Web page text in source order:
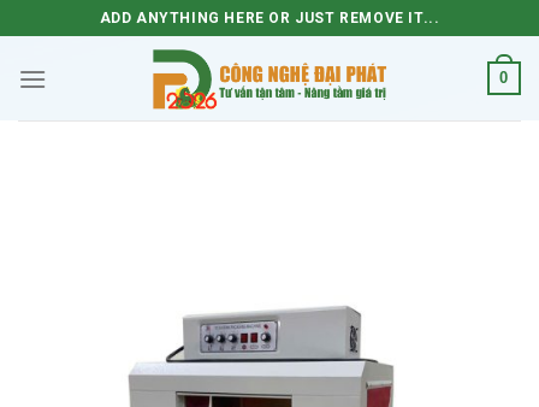
to
content
ADD ANYTHING HERE OR JUST REMOVE IT...
0